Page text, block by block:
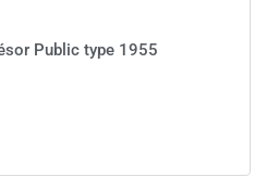
Public type 1955